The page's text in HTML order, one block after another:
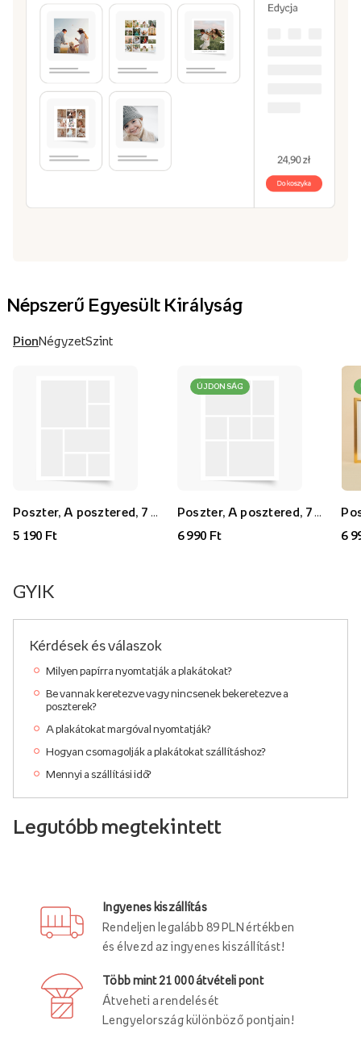
Népszerű Egyesült Királyság
PionNégyzetSzint
5 190 Ft
ÚJDONSÁG
6 990 Ft
6
GYIK
Kérdések és válaszok
Milyen papírra nyomtatják a plakátokat?
Be vannak keretezve vagy nincsenek bekeretezve a
poszterek?
A plakátokat margóval nyomtatják?
Hogyan csomagolják a plakátokat szállításhoz?
Mennyi a szállítási idő?
Legutóbb megtekintett
Ingyenes kiszállítás
Rendeljen legalább 89 PLN értékben
és élvezd az ingyenes kiszállítást!
Több mint 21 000 átvételi pont
Átveheti a rendelését
Lengyelország különböző pontjain!